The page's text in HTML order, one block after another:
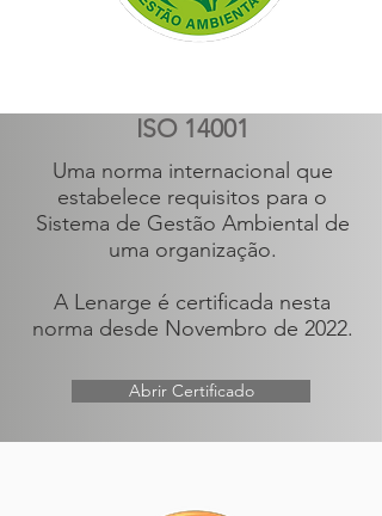
ISO 14001
Uma norma internacional que
estabelece requisitos para o
Sistema de Gestão Ambiental de
uma organização.
A Lenarge é certificada nesta
norma desde Novembro de 2022.
Abrir Certificado